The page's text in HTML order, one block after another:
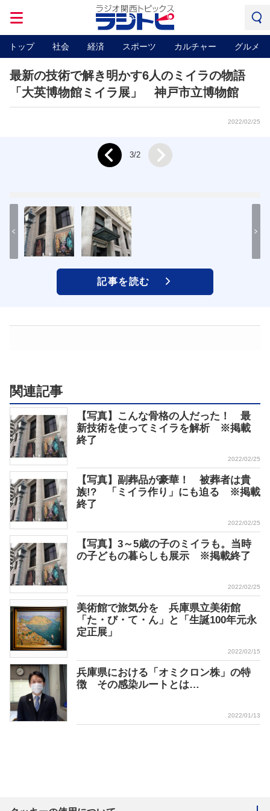
トップ 社会 経済 スポーツ カルチャー グルメ
最新の技術で解き明かす6人のミイラの物語
「大英博物館ミイラ展」 神戸市立博物館
2022/02/25
Prev 3/2 Next
記事を読む
関連記事
【写真】こんな骨格の人だった！ 最
新技術を使ってミイラを解析 ※掲載
終了
2022/02/25
【写真】副葬品が豪華！ 被葬者は貴
族!? 「ミイラ作り」にも迫る ※掲載
終了
2022/02/25
【写真】3～5歳の子のミイラも。当時
の子どもの暮らしも展示 ※掲載終了
2022/02/25
美術館で旅気分を 兵庫県立美術館
「た・び・て・ん」と「生誕100年元永
定正展」
2022/02/15
兵庫県における「オミクロン株」の特
徴 その感染ルートとは…
2022/01/13